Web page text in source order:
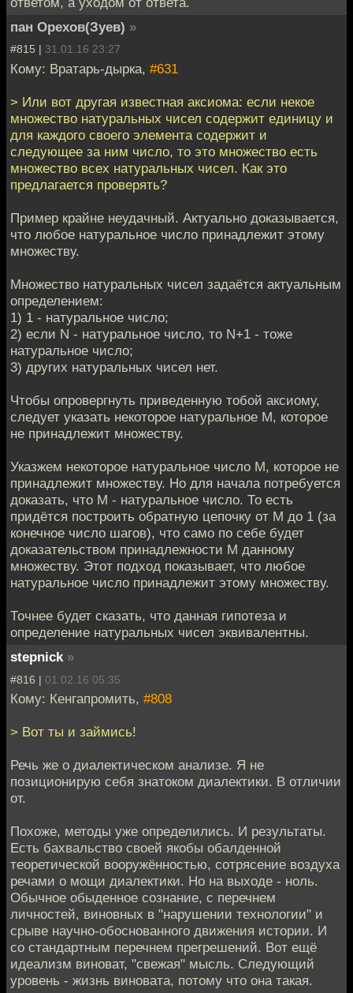
пан Орехов(Зуев) »
#815 | 31.01.16 23:27
Кому: Вратарь-дырка, #631
> Или вот другая известная аксиома: если некое
множество натуральных чисел содержит единицу и
для каждого своего элемента содержит и
следующее за ним число, то это множество есть
множество всех натуральных чисел. Как это
предлагается проверять?
Пример крайне неудачный. Актуально доказывается,
что любое натуральное число принадлежит этому
множеству.
Множество натуральных чисел задаётся актуальным
определением:
1) 1 - натуральное число;
2) если N - натуральное число, то N+1 - тоже
натуральное число;
3) других натуральных чисел нет.
Чтобы опровергнуть приведенную тобой аксиому,
следует указать некоторое натуральное М, которое
не принадлежит множеству.
Указжем некоторое натуральное число М, которое не
принадлежит множеству. Но для начала потребуется
доказать, что М - натуральное число. То есть
придётся построить обратную цепочку от М до 1 (за
конечное число шагов), что само по себе будет
доказательством принадлежности М данному
множеству. Этот подход показывает, что любое
натуральное число принадлежит этому множеству.
Точнее будет сказать, что данная гипотеза и
определение натуральных чисел эквивалентны.
stepnick »
#816 | 01.02.16 05:35
Кому: Кенгапромить, #808
> Вот ты и займись!
Речь же о диалектическом анализе. Я не
позиционирую себя знатоком диалектики. В отличии
от.
Похоже, методы уже определились. И результаты.
Есть бахвальство своей якобы обалденной
теоретической вооружённостью, сотрясение воздуха
речами о мощи диалектики. Но на выходе - ноль.
Обычное обыденное сознание, с перечнем
личностей, виновных в "нарушении технологии" и
срыве научно-обоснованного движения истории. И
со стандартным перечнем прегрешений. Вот ещё
идеализм виноват, "свежая" мысль. Следующий
уровень - жизнь виновата, потому что она такая.